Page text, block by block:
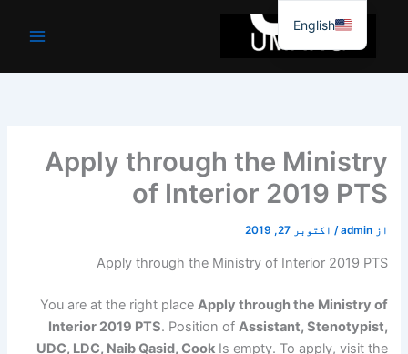
جائیں۔
Apply through the Ministry
of Interior 2019 PTS
از admin
/ اکتوبر 27, 2019
Apply through the Ministry of Interior 2019 PTS
You are at the right place Apply through the Ministry of
Interior 2019 PTS. Position of Assistant, Stenotypist,
UDC, LDC, Naib Qasid, CookIs empty. To apply, visit the
English